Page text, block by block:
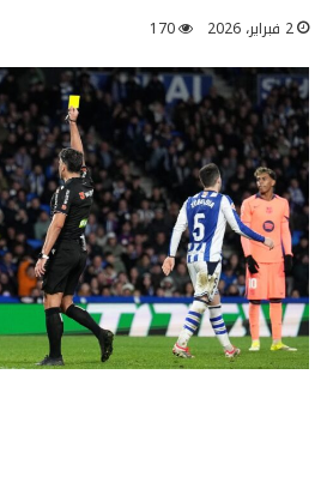
2 فبراير، 2026 170